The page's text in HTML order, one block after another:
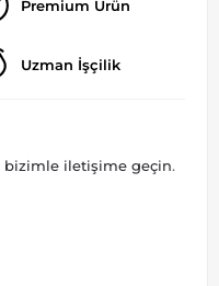
Premium Ürün
Uzman İşçilik
bizimle iletişime geçin.